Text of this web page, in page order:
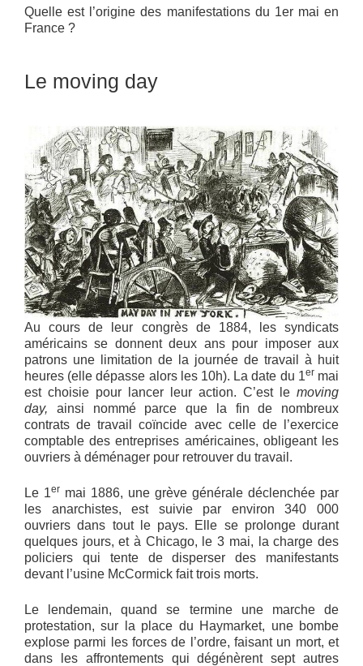
Quelle est l’origine des manifestations du 1er mai en
France ?
Le moving day
Au cours de leur congrès de 1884, les syndicats
américains se donnent deux ans pour imposer aux
patrons une limitation de la journée de travail à huit
heures (elle dépasse alors les 10h). La date du 1er mai
est choisie pour lancer leur action. C’est le moving
day, ainsi nommé parce que la fin de nombreux
contrats de travail coïncide avec celle de l’exercice
comptable des entreprises américaines, obligeant les
ouvriers à déménager pour retrouver du travail.
Le 1er mai 1886, une grève générale déclenchée par
les anarchistes, est suivie par environ 340 000
ouvriers dans tout le pays. Elle se prolonge durant
quelques jours, et à Chicago, le 3 mai, la charge des
policiers qui tente de disperser des manifestants
devant l’usine McCormick fait trois morts.
Le lendemain, quand se termine une marche de
protestation, sur la place du Haymarket, une bombe
explose parmi les forces de l’ordre, faisant un mort, et
dans les affrontements qui dégénèrent sept autres